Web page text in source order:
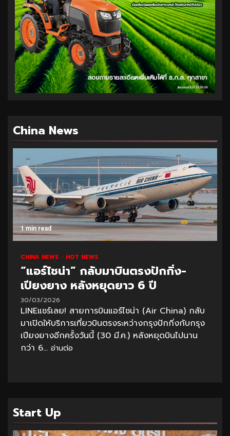
China News
1 min read
CHINA NEWS HOT NEWS
“แอร์ไชน่า” กลับมาบินตรงปักกิ่ง-
เปียงยาง หลังหยุดยาว 6 ปี
30/03/2026
LINEแชร์เลย! สายการบินแอร์ไชน่า (Air China) กลับ
มาเปิดให้บริการเที่ยวบินตรงระหว่างกรุงปักกิ่งกับกรุง
เปียงยางอีกครั้งวันนี้ (30 มี.ค.) หลังหยุดบินไปนาน
กว่า 6... อ่านต่อ
Start Up